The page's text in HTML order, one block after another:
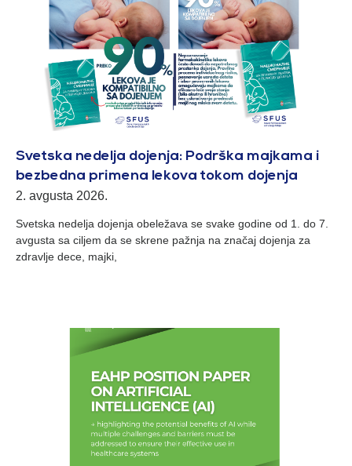
Svetska nedelja dojenja: Podrška majkama i
bezbedna primena lekova tokom dojenja
2. avgusta 2026.
Svetska nedelja dojenja obeležava se svake godine od 1. do 7.
avgusta sa ciljem da se skrene pažnja na značaj dojenja za
zdravlje dece, majki,